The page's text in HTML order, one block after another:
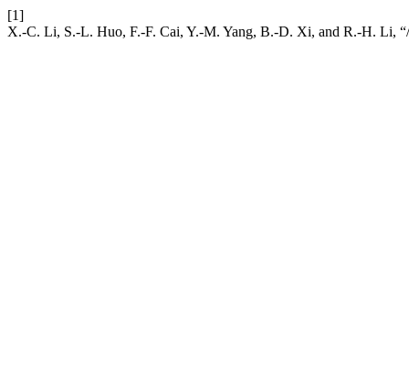
[1]
X.-C. Li, S.-L. Huo, F.-F. Cai, Y.-M. Yang, B.-D. Xi, and R.-H. Li,